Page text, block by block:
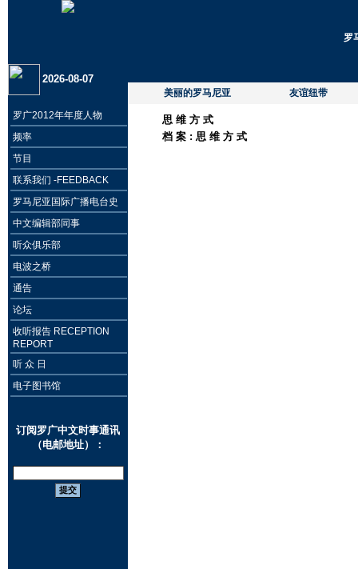
罗
2026-08-07
美丽的罗马尼亚
友谊纽带
罗广2012年年度人物
频率
节目
联系我们 -FEEDBACK
罗马尼亚国际广播电台史
中文编辑部同事
听众俱乐部
电波之桥
通告
论坛
收听报告 RECEPTION
REPORT
听 众 日
电子图书馆
订阅罗广中文时事通讯
（电邮地址）：
思 维 方 式
档 案 : 思 维 方 式